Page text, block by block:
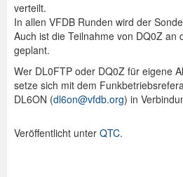
verteilt.
In allen VFDB Runden wird der
Auch ist die Teilnahme von DQ0Z an
geplant.
Wer DL0FTP oder DQ0Z für eigene
setze sich mit dem
DL6ON (dl6on@vfdb.org) in
Veröffentlicht unter QTC.